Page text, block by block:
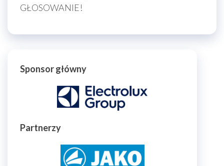
GŁOSOWANIE!
Sponsor główny
Partnerzy